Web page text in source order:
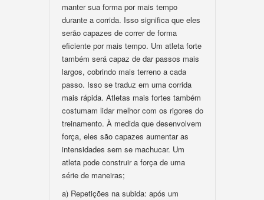
manter sua forma por mais tempo
durante a corrida. Isso significa que eles
serão capazes de correr de forma
eficiente por mais tempo. Um atleta forte
também será capaz de dar passos mais
largos, cobrindo mais terreno a cada
passo. Isso se traduz em uma corrida
mais rápida. Atletas mais fortes também
costumam lidar melhor com os rigores do
treinamento. À medida que desenvolvem
força, eles são capazes aumentar as
intensidades sem se machucar. Um
atleta pode construir a força de uma
série de maneiras;
a) Repetições na subida: após um